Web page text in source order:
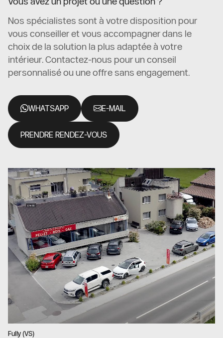
Nos spécialistes sont à votre disposition pour
vous conseiller et vous accompagner dans le
choix de la solution la plus adaptée à votre
intérieur. Contactez-nous pour un conseil
personnalisé ou une offre sans engagement.
WHATSAPP E-MAIL
PRENDRE RENDEZ-VOUS
Fully (VS)